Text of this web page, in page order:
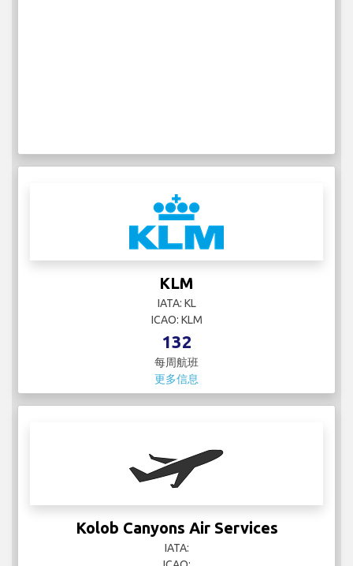
KLM
IATA: KL
ICAO: KLM
132
每周航班
更多信息
Kolob Canyons Air Services
IATA: